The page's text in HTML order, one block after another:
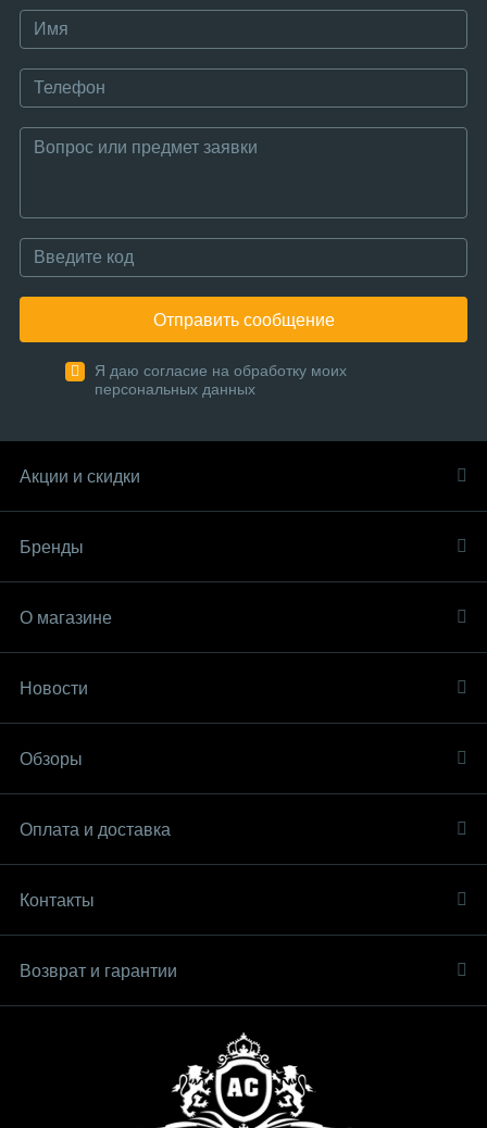
Отправить сообщение
Я даю согласие на обработку моих
персональных данных
Акции и скидки
Бренды
О магазине
Новости
Обзоры
Оплата и доставка
Контакты
Возврат и гарантии